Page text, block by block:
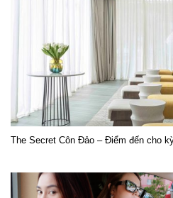
The Secret Côn Đảo – Điểm đến cho